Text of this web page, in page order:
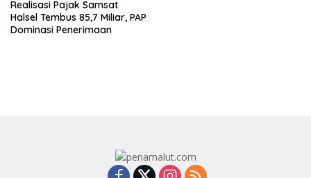
Realisasi Pajak Samsat
Halsel Tembus 85,7 Miliar, PAP
Dominasi Penerimaan